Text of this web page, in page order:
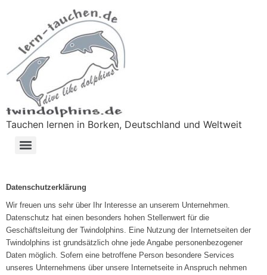
Tauchen lernen in Borken, Deutschland und Weltweit
Datenschutzerklärung
Wir freuen uns sehr über Ihr Interesse an unserem Unternehmen.
Datenschutz hat einen besonders hohen Stellenwert für die
Geschäftsleitung der Twindolphins. Eine Nutzung der Internetseiten der
Twindolphins ist grundsätzlich ohne jede Angabe personenbezogener
Daten möglich. Sofern eine betroffene Person besondere Services
unseres Unternehmens über unsere Internetseite in Anspruch nehmen